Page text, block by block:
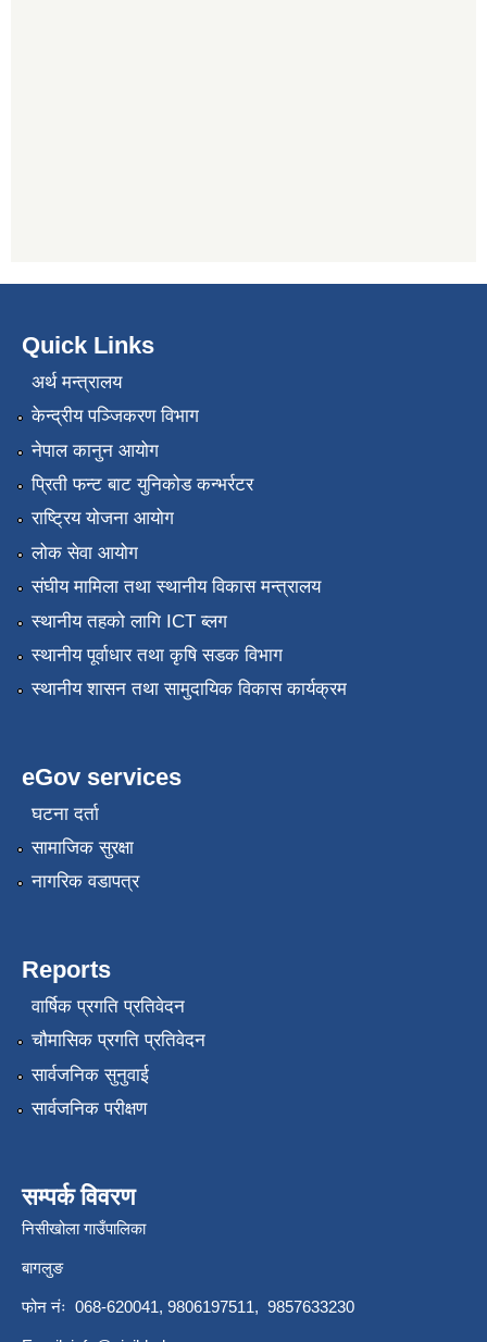
Quick Links
अर्थ मन्त्रालय
केन्द्रीय पञ्जिकरण विभाग
नेपाल कानुन आयोग
प्रिती फन्ट बाट युनिकोड कन्भर्रटर
राष्ट्रिय योजना आयोग
लोक सेवा आयोग
संघीय मामिला तथा स्थानीय विकास मन्त्रालय
स्थानीय तहको लागि ICT ब्लग
स्थानीय पूर्वाधार तथा कृषि सडक विभाग
स्थानीय शासन तथा सामुदायिक विकास कार्यक्रम
eGov services
घटना दर्ता
सामाजिक सुरक्षा
नागरिक वडापत्र
Reports
वार्षिक प्रगति प्रतिवेदन
चौमासिक प्रगति प्रतिवेदन
सार्वजनिक सुनुवाई
सार्वजनिक परीक्षण
सम्पर्क विवरण
निसीखोला गाउँपालिका
बागलुङ
फोन नंः 068-620041, 9806197511, 9857633230